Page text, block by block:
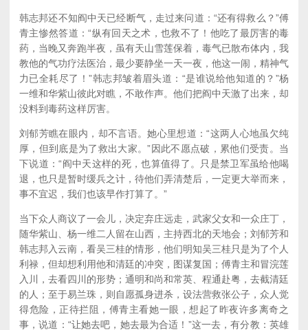
韩志邦还不知阎中天已经断气，走过来问道：“还有得救么？”傅
青主惨然答道：“纵有回天之术，也救不了！他吃了最厉害的毒
药，当晚又奔跑半夜，虽有天山雪莲保着，毒气已散布体内，我
教他的气功疗法医治，最少要静坐一天一夜，他这一闹，精神气
力已全耗尽了！”韩志邦皱着眉头道：“是谁说给他知道的？”杨
一维和华紫山彼此对瞧，不敢作声。他们把阎中天激了出来，却
没料到毒药这样厉害。
刘郁芳瞧在眼内，却不言语。她心里想道：“这两人心地虽欠纯
厚，但到底是为了救出大家。”因此不愿点破，累他们受责。当
下说道：“阎中天这样的死，也算值得了。只是禁卫军虽给他喝
退，也只是暂时缓兵之计，待他们弄清楚后，一定更大举而来，
事不宜迟，我们也该早作打算了。”
当下众人商议了一会儿，决定弃庄远走，武家父女和一众庄丁，
随华紫山、杨一维二人留在山西，主持西北的天地会；刘郁芳和
韩志邦入云南，看吴三桂的情形，他们明知吴三桂只是为了个人
利禄，但却想利用他和清廷的冲突，图谋复国；傅青主和冒浣莲
入川，去看四川的形势；通明和尚和常英、程通赴粤，去截清廷
的人；至于易兰珠，则自愿孤身进杀，设法营救张公子，众人觉
得危险，正待拦阻，傅青主看她一眼，想起了昨夜许多离奇之
事，说道：“让她去吧，她去最为合适！”这一去，有分教：英雄